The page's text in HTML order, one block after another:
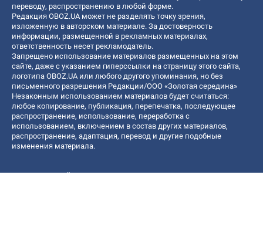
переводу, распространению в любой форме.
Редакция OBOZ.UA может не разделять точку зрения,
изложенную в авторском материале. За достоверность
информации, размещенной в рекламных материалах,
ответственность несет рекламодатель.
Запрещено использование материалов размещенных на этом
сайте, даже с указанием гиперссылки на страницу этого сайта,
логотипа OBOZ.UA или любого другого упоминания, но без
письменного разрешения Редакции/ООО «Золотая середина»
Незаконным использованием материалов будет считаться:
любое копирование, публикация, перепечатка, последующее
распространение, использование, переработка с
использованием, включением в состав других материалов,
распространение, адаптация, перевод и другие подобные
изменения материала.
Название онлайн медиа — «OBOZ.UA»